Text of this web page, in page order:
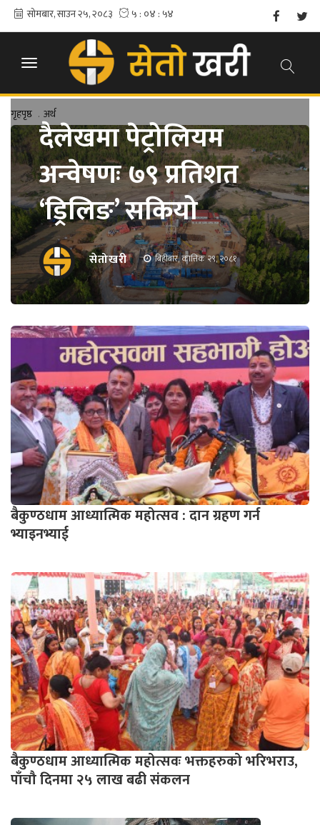
गृहपृष्ठ . अर्थ
दैलेखमा पेट्रोलियम
अन्वेषणः ७९ प्रतिशत
‘ड्रिलिङ’ सकियो
सेतोखरी बिहीबार, कात्तिक २९, २०८१
बैकुण्ठधाम आध्यात्मिक महोत्सव : दान ग्रहण गर्न
भ्याइनभ्याई
बैकुण्ठधाम आध्यात्मिक महोत्सवः भक्तहरुको भरिभराउ,
पाँचौ दिनमा २५ लाख बढी संकलन